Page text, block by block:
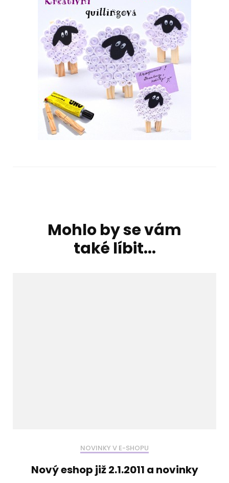
Mohlo by se vám
také líbit...
NOVINKY V E-SHOPU
Nový eshop již 2.1.2011 a novinky